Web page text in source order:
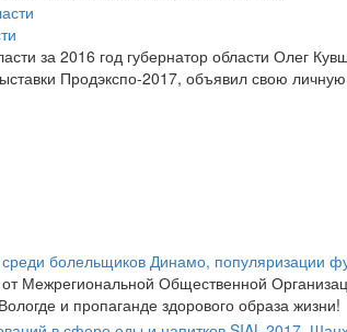
за 2016 год губернатор области Олег
Продэкспо-2017, объявил свою
болельщиков Динамо, популяризации
Межрегиональной Общественной
и пропаганде здорового образа жизни!